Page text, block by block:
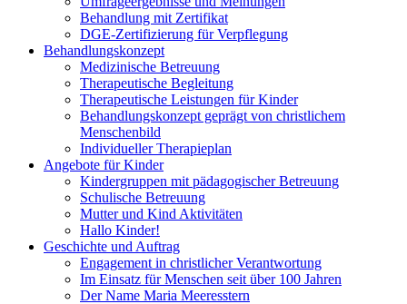
Behandlung mit Zertifikat
DGE-Zertifizierung für Verpflegung
Behandlungskonzept
Medizinische Betreuung
Therapeutische Begleitung
Therapeutische Leistungen für Kinder
Behandlungskonzept geprägt von christlichem
Menschenbild
Individueller Therapieplan
Angebote für Kinder
Kindergruppen mit pädagogischer Betreuung
Schulische Betreuung
Mutter und Kind Aktivitäten
Hallo Kinder!
Geschichte und Auftrag
Engagement in christlicher Verantwortung
Im Einsatz für Menschen seit über 100 Jahren
Der Name Maria Meeresstern